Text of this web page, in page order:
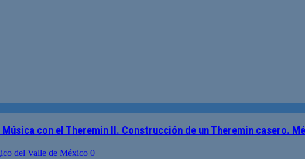
con el Theremin II. Construcción de un Theremin casero.
del Valle de México 0